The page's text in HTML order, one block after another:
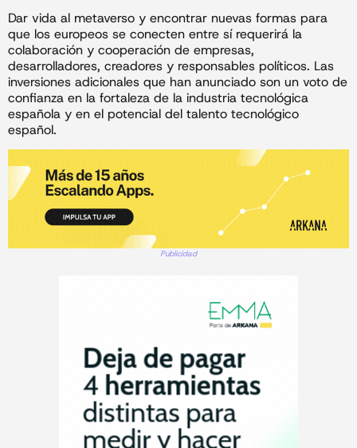
Dar vida al metaverso y encontrar nuevas formas para
que los europeos se conecten entre sí requerirá la
colaboración y cooperación de empresas,
desarrolladores, creadores y responsables políticos. Las
inversiones adicionales que han anunciado son un voto de
confianza en la fortaleza de la industria tecnológica
española y en el potencial del talento tecnológico
español.
Publicidad